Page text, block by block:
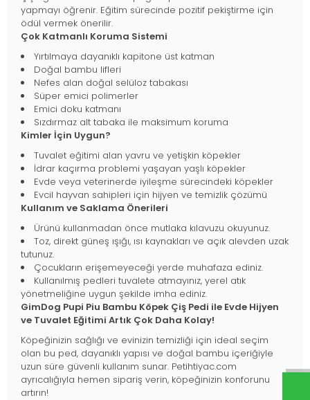
yapmayı öğrenir. Eğitim sürecinde pozitif pekiştirme için
ödül vermek önerilir.
Çok Katmanlı Koruma Sistemi
Yırtılmaya dayanıklı kapitone üst katman
Doğal bambu lifleri
Nefes alan doğal selüloz tabakası
Süper emici polimerler
Emici doku katmanı
Sızdırmaz alt tabaka ile maksimum koruma
Kimler İçin Uygun?
Tuvalet eğitimi alan yavru ve yetişkin köpekler
İdrar kaçırma problemi yaşayan yaşlı köpekler
Evde veya veterinerde iyileşme sürecindeki köpekler
Evcil hayvan sahipleri için hijyen ve temizlik çözümü
Kullanım ve Saklama Önerileri
Ürünü kullanmadan önce mutlaka kılavuzu okuyunuz.
Toz, direkt güneş ışığı, ısı kaynakları ve açık alevden uzak
tutunuz.
Çocukların erişemeyeceği yerde muhafaza ediniz.
Kullanılmış pedleri tuvalete atmayınız, yerel atık
yönetmeliğine uygun şekilde imha ediniz.
GimDog Pupi Piu Bambu Köpek Çiş Pedi ile Evde Hijyen
ve Tuvalet Eğitimi Artık Çok Daha Kolay!
Köpeğinizin sağlığı ve evinizin temizliği için ideal seçim
olan bu ped, dayanıklı yapısı ve doğal bambu içeriğiyle
uzun süre güvenli kullanım sunar. Petihtiyac.com
ayrıcalığıyla hemen sipariş verin, köpeğinizin konforunu
artırın!